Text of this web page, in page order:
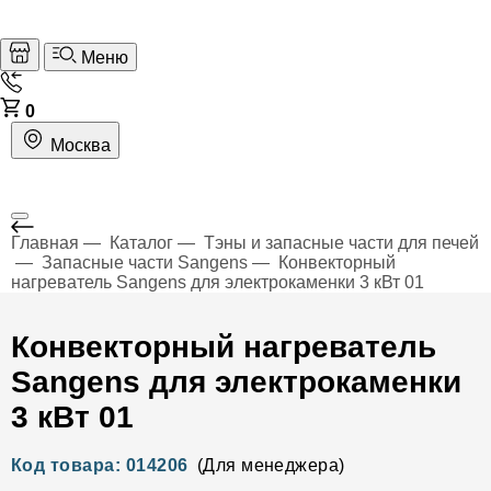
Меню
0
Москва
Главная Каталог
Тэны и запасные части для печей
Запасные части Sangens
Конвекторный
нагреватель Sangens для электрокаменки 3 кВт 01
Конвекторный нагреватель
Sangens для электрокаменки
3 кВт 01
Код товара: 014206 (Для менеджера)